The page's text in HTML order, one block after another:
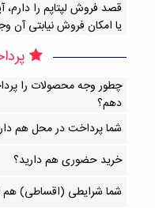
قصد فروش لپتاپم را دارم،
یا امکان فروش نیابتی آن
چطور وجه محصولات را
دهم؟
شما پرداخت در محل هم
خرید حضوری هم دارید؟
شما شرایطی (اقساطی) هم